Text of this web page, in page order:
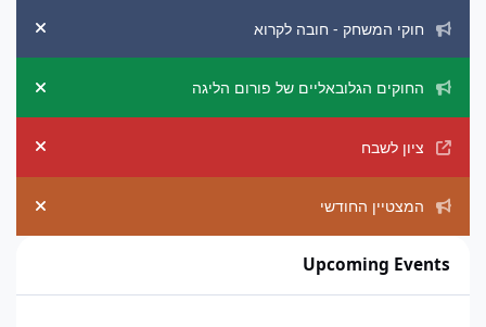
חוקי המשחק - חובה לקרוא
החוקים הגלובאליים של פורום הליגה
ציון לשבח
המצטיין החודשי
Upcoming Events